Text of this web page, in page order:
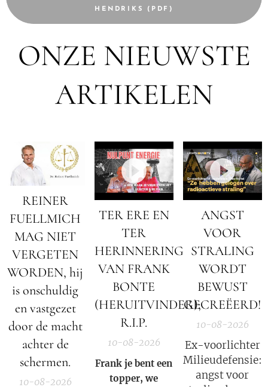
HENDRIKS (PDF)
ONZE NIEUWSTE
ARTIKELEN
REINER
FUELLMICH
MAG NIET
VERGETEN
WORDEN, hij
is onschuldig
en vastgezet
door de macht
achter de
schermen.
10-08-2026
TER ERE EN
TER
HERINNERING
VAN FRANK
BONTE
(HERUITVINDER);
R.I.P.
10-08-2026
Frank je bent een
topper, we
ANGST
VOOR
STRALING
WORDT
BEWUST
GECREËERD!
10-08-2026
Ex-voorlichter
Milieudefensie:
angst voor